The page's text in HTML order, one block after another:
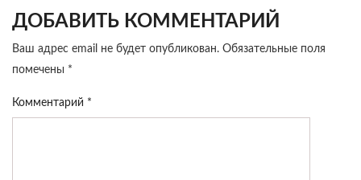
ДОБАВИТЬ КОММЕНТАРИЙ
Ваш адрес email не будет опубликован. Обязательные поля
помечены *
Комментарий *